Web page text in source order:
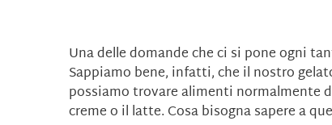
Una delle domande che ci si pone ogni
Sappiamo bene, infatti, che il nostro
possiamo trovare alimenti normalmente
creme o il latte. Cosa bisogna sapere a